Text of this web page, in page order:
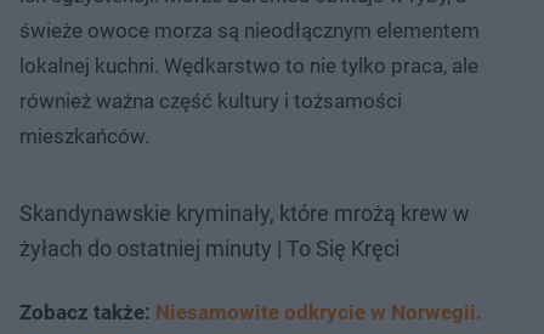
świeże owoce morza są nieodłącznym elementem
lokalnej kuchni. Wędkarstwo to nie tylko praca, ale
również ważna część kultury i tożsamości
mieszkańców.
Skandynawskie kryminały, które mrożą krew w
żyłach do ostatniej minuty | To Się Kręci
Zobacz także: Niesamowite odkrycie w Norwegii.